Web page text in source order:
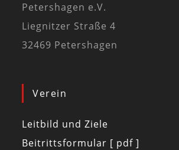
Petershagen e.V.
Liegnitzer Straße 4
32469 Petershagen
Verein
Leitbild und Ziele
Beitrittsformular [ pdf ]